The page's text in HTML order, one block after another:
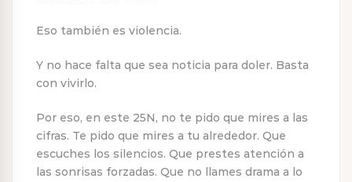
Eso también es violencia.
Y no hace falta que sea noticia para doler. Basta
con vivirlo.
Por eso, en este 25N, no te pido que mires a las
cifras. Te pido que mires a tu alrededor. Que
escuches los silencios. Que prestes atención a
las sonrisas forzadas. Que no llames drama a lo